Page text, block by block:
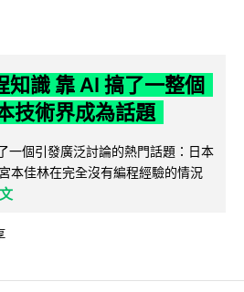
知識 靠 AI 搞了一整個
技術界成為話題
一個引發廣泛討論的熱門話題：日本
本佳林在完全沒有編程經驗的情況